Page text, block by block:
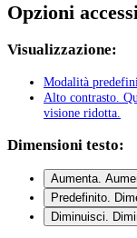
Opzioni
Visualizzazione:
Modalità
Alto contrasto .
visione ridotta.
Dimensioni testo:
Aumenta.
Predefinito.
Diminuisci.